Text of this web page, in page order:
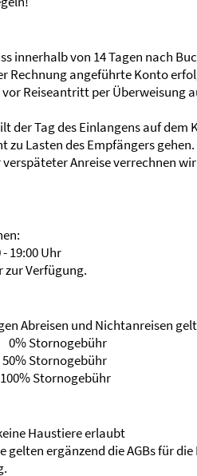
innerhalb von 14 Tagen nach
Rechnung angeführte Konto
vor Reiseantritt per Überweisung
der Tag des Einlangens auf dem
zu Lasten des Empfängers gehen.
Anreise verrechnen
19:00 Uhr
zur Verfügung.
Abreisen und Nichtanreisen
Stornogebühr
Stornogebühr
Stornogebühr
Haustiere erlaubt
ergänzend die AGBs für